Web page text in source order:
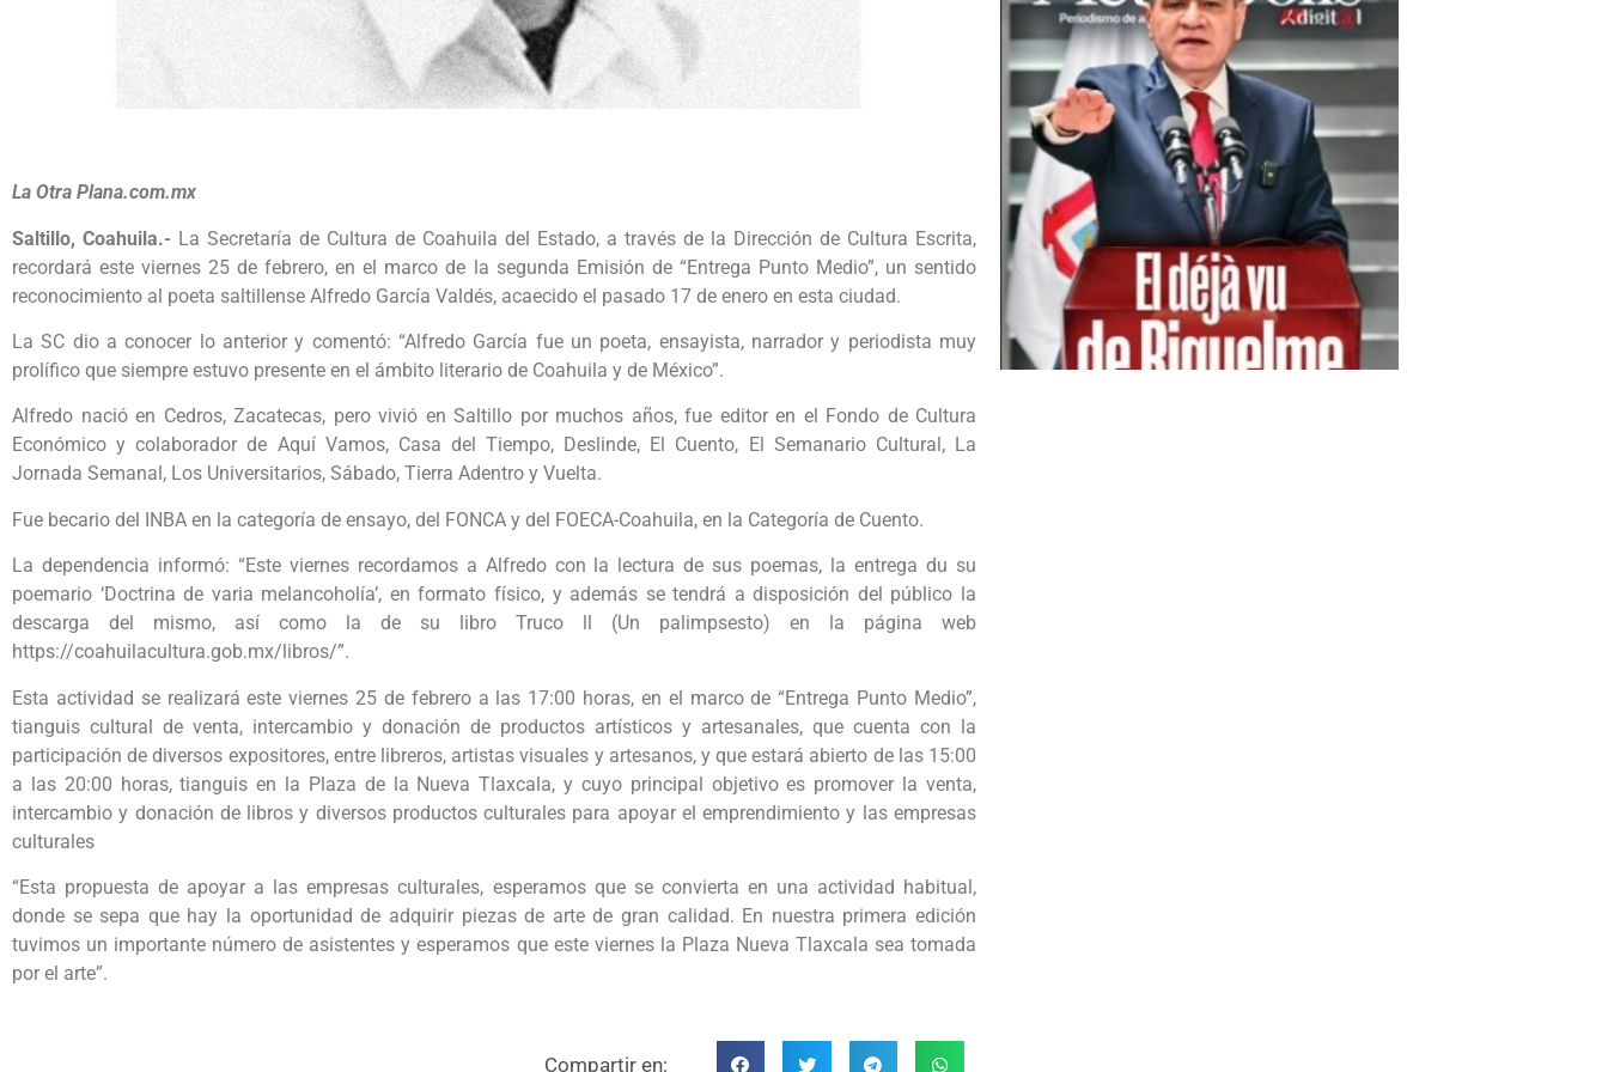
La Otra Plana.com.mx
Saltillo, Coahuila.- La Secretaría de Cultura de Coahuila del Estado, a través de la Dirección de Cultura Escrita,
recordará este viernes 25 de febrero, en el marco de la segunda Emisión de “Entrega Punto Medio”, un sentido
reconocimiento al poeta saltillense Alfredo García Valdés, acaecido el pasado 17 de enero en esta ciudad.
La SC dio a conocer lo anterior y comentó: “Alfredo García fue un poeta, ensayista, narrador y periodista muy
prolífico que siempre estuvo presente en el ámbito literario de Coahuila y de México”.
Alfredo nació en Cedros, Zacatecas, pero vivió en Saltillo por muchos años, fue editor en el Fondo de Cultura
Económico y colaborador de Aquí Vamos, Casa del Tiempo, Deslinde, El Cuento, El Semanario Cultural, La
Jornada Semanal, Los Universitarios, Sábado, Tierra Adentro y Vuelta.
Fue becario del INBA en la categoría de ensayo, del FONCA y del FOECA-Coahuila, en la Categoría de Cuento.
La dependencia informó: “Este viernes recordamos a Alfredo con la lectura de sus poemas, la entrega du su
poemario ‘Doctrina de varia melancoholía’, en formato físico, y además se tendrá a disposición del público la
descarga del mismo, así como la de su libro Truco ll (Un palimpsesto) en la página web
https://coahuilacultura.gob.mx/libros/”.
Esta actividad se realizará este viernes 25 de febrero a las 17:00 horas, en el marco de “Entrega Punto Medio”,
tianguis cultural de venta, intercambio y donación de productos artísticos y artesanales, que cuenta con la
participación de diversos expositores, entre libreros, artistas visuales y artesanos, y que estará abierto de las 15:00
a las 20:00 horas, tianguis en la Plaza de la Nueva Tlaxcala, y cuyo principal objetivo es promover la venta,
intercambio y donación de libros y diversos productos culturales para apoyar el emprendimiento y las empresas
culturales
“Esta propuesta de apoyar a las empresas culturales, esperamos que se convierta en una actividad habitual,
donde se sepa que hay la oportunidad de adquirir piezas de arte de gran calidad. En nuestra primera edición
tuvimos un importante número de asistentes y esperamos que este viernes la Plaza Nueva Tlaxcala sea tomada
por el arte”.
Compartir en: